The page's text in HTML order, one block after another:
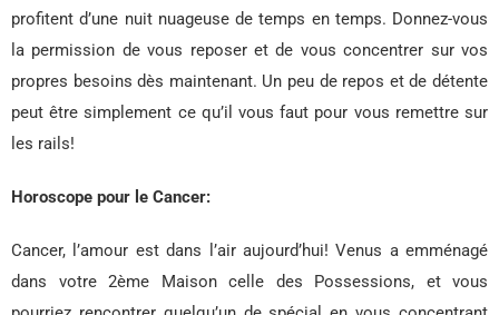
profitent d’une nuit nuageuse de temps en temps. Donnez-vous
la permission de vous reposer et de vous concentrer sur vos
propres besoins dès maintenant. Un peu de repos et de détente
peut être simplement ce qu’il vous faut pour vous remettre sur
les rails!
Horoscope pour le Cancer:
Cancer, l’amour est dans l’air aujourd’hui! Venus a emménagé
dans votre 2ème Maison celle des Possessions, et vous